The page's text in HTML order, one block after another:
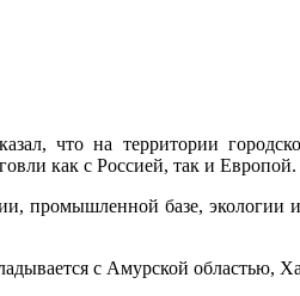
что на территории
как с Россией, так и Европой.
промышленной базе, экологии
с Амурской областью,